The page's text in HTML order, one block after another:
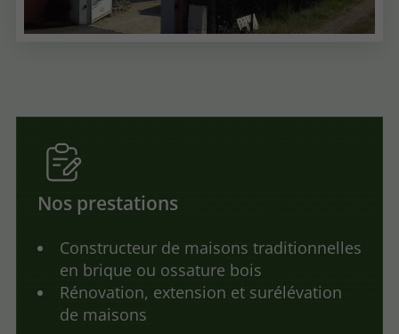
Nos prestations
Constructeur de maisons traditionnelles
en brique ou ossature bois
Rénovation, extension et surélévation
de maisons